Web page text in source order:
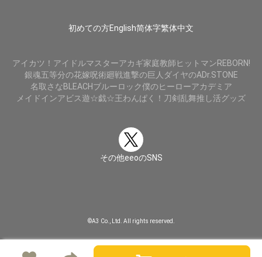
初めての方English简体字繁体中文
アイカツ！ アイドルマスターアカギ家庭教師ヒットマンREBORN!
銀魂五等分の花嫁呪術廻戦進撃の巨人 ダイヤのADr.STONE
名取さなBLEACHブルーロック僕のヒーローアカデミア
メイドインアビス遊☆戯☆王わんぱく！刀剣乱舞推し活グッズ
その他eeoのSNS
©A3 Co., Ltd. All rights reserved.